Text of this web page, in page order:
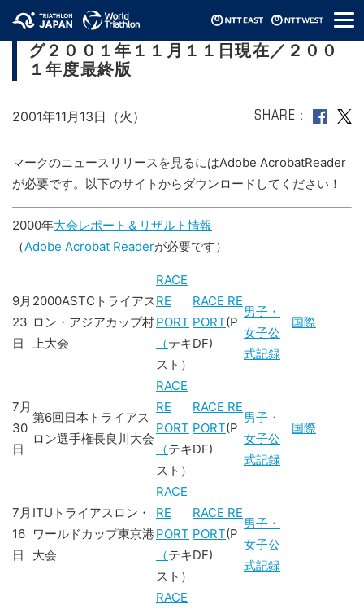
メ
ニ
ＩＴＵトライアスロン ワールドランキン
グ２００１年１１月１１日現在／２００
１年度最終版
2001年11月13日（火） SHARE
マークのニュースリリースを見るにはAdobe AcrobatReader
が必要です。以下のサイトからダウンロードしてください！
2000年大会レポート＆リザルト情報
（Adobe Acrobat Readerが必要です）
9月
23
日
2000ASTCトライアス
ロン・アジアカップ村
上大会
RACE
RE
PORT
（テキ
スト）
RACE RE
PORT(P
DF)
男子・
女子公
式記録
国際
7月
30
日
第6回日本トライアス
ロン選手権長良川大会
RACE
RE
PORT
（テキ
スト）
RACE RE
PORT(P
DF)
男子・
女子公
式記録
国際
7月
16
日
ITUトライアスロン・
ワールドカップ東京港
大会
RACE
RE
PORT
（テキ
スト）
RACE RE
PORT(P
DF)
男子・
女子公
式記録
RACE